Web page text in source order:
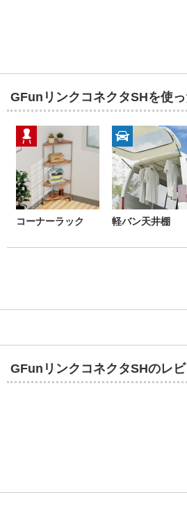
GFunリンクコネクタSHを使っ
コーナーラック 軽バン天井棚
GFunリンクコネクタSHのレ